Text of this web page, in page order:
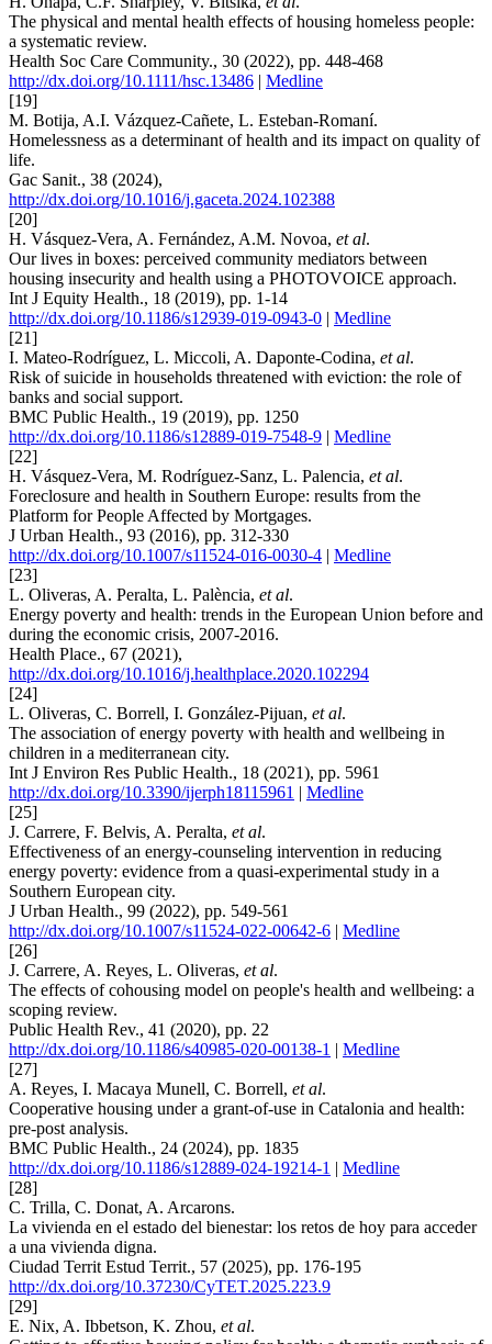
The physical and mental health effects of housing homeless people:
a systematic review.
Health Soc Care Community., 30 (2022), pp. 448-468
http://dx.doi.org/10.1111/hsc.13486 | Medline
[19]
M. Botija, A.I. Vázquez-Cañete, L. Esteban-Romaní.
Homelessness as a determinant of health and its impact on quality of
life.
Gac Sanit., 38 (2024),
http://dx.doi.org/10.1016/j.gaceta.2024.102388
[20]
H. Vásquez-Vera, A. Fernández, A.M. Novoa, et al.
Our lives in boxes: perceived community mediators between
housing insecurity and health using a PHOTOVOICE approach.
Int J Equity Health., 18 (2019), pp. 1-14
http://dx.doi.org/10.1186/s12939-019-0943-0 | Medline
[21]
I. Mateo-Rodríguez, L. Miccoli, A. Daponte-Codina, et al.
Risk of suicide in households threatened with eviction: the role of
banks and social support.
BMC Public Health., 19 (2019), pp. 1250
http://dx.doi.org/10.1186/s12889-019-7548-9 | Medline
[22]
H. Vásquez-Vera, M. Rodríguez-Sanz, L. Palencia, et al.
Foreclosure and health in Southern Europe: results from the
Platform for People Affected by Mortgages.
J Urban Health., 93 (2016), pp. 312-330
http://dx.doi.org/10.1007/s11524-016-0030-4 | Medline
[23]
L. Oliveras, A. Peralta, L. Palència, et al.
Energy poverty and health: trends in the European Union before and
during the economic crisis, 2007-2016.
Health Place., 67 (2021),
http://dx.doi.org/10.1016/j.healthplace.2020.102294
[24]
L. Oliveras, C. Borrell, I. González-Pijuan, et al.
The association of energy poverty with health and wellbeing in
children in a mediterranean city.
Int J Environ Res Public Health., 18 (2021), pp. 5961
http://dx.doi.org/10.3390/ijerph18115961 | Medline
[25]
J. Carrere, F. Belvis, A. Peralta, et al.
Effectiveness of an energy-counseling intervention in reducing
energy poverty: evidence from a quasi-experimental study in a
Southern European city.
J Urban Health., 99 (2022), pp. 549-561
http://dx.doi.org/10.1007/s11524-022-00642-6 | Medline
[26]
J. Carrere, A. Reyes, L. Oliveras, et al.
The effects of cohousing model on people's health and wellbeing: a
scoping review.
Public Health Rev., 41 (2020), pp. 22
http://dx.doi.org/10.1186/s40985-020-00138-1 | Medline
[27]
A. Reyes, I. Macaya Munell, C. Borrell, et al.
Cooperative housing under a grant-of-use in Catalonia and health:
pre-post analysis.
BMC Public Health., 24 (2024), pp. 1835
http://dx.doi.org/10.1186/s12889-024-19214-1 | Medline
[28]
C. Trilla, C. Donat, A. Arcarons.
La vivienda en el estado del bienestar: los retos de hoy para acceder
a una vivienda digna.
Ciudad Territ Estud Territ., 57 (2025), pp. 176-195
http://dx.doi.org/10.37230/CyTET.2025.223.9
[29]
E. Nix, A. Ibbetson, K. Zhou, et al.